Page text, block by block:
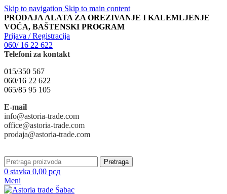
Skip to navigation Skip to main content
PRODAJA ALATA ZA OREZIVANJE I KALEMLJENJE
VOĆA, BAŠTENSKI PROGRAM
Prijava / Registracija
060/ 16 22 622
Telefoni za kontakt
015/350 567
060/16 22 622
065/85 95 105
E-mail
info@astoria-trade.com
office@astoria-trade.com
prodaja@astoria-trade.com
Pretraga
0 stavka 0,00 рсд
Meni